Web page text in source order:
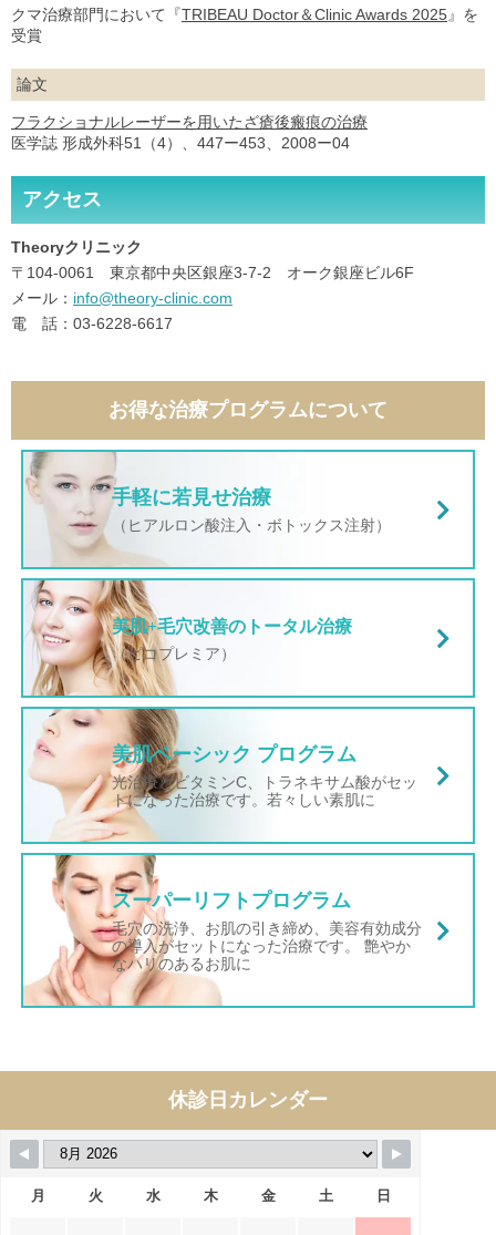
クマ治療部門において『TRIBEAU Doctor＆Clinic Awards 2025』を
受賞
論文
フラクショナルレーザーを用いたざ瘡後瘢痕の治療
医学誌 形成外科51（4）、447ー453、2008ー04
アクセス
Theoryクリニック
〒104-0061 東京都中央区銀座3-7-2 オーク銀座ビル6F
メール： info@theory-clinic.com
電 話：03-6228-6617
お得な治療プログラムについて
手軽に若見せ治療
（ヒアルロン酸注入・ボトックス注射）
美肌+毛穴改善のトータル治療
（ピコプレミア）
美肌ベーシック プログラム
光治療とビタミンC、トラネキサム酸がセッ
トになった治療です。若々しい素肌に
スーパーリフトプログラム
毛穴の洗浄、お肌の引き締め、美容有効成分
の導入がセットになった治療です。 艶やか
なハリのあるお肌に
休診日カレンダー
月 火 水 木 金 土 日